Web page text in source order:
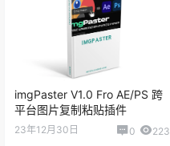
imgPaster V1.0 Fro AE/PS 跨
平台图片复制粘贴插件
23年12月30日 0 223